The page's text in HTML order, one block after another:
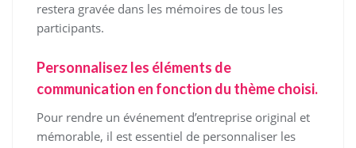
restera gravée dans les mémoires de tous les
participants.
Personnalisez les éléments de
communication en fonction du thème choisi.
Pour rendre un événement d’entreprise original et
mémorable, il est essentiel de personnaliser les